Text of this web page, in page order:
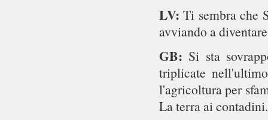
LV:Ti sembra che
avviando a
GB: Si sta
triplicate
l'agricoltura per
La terra ai contadini.